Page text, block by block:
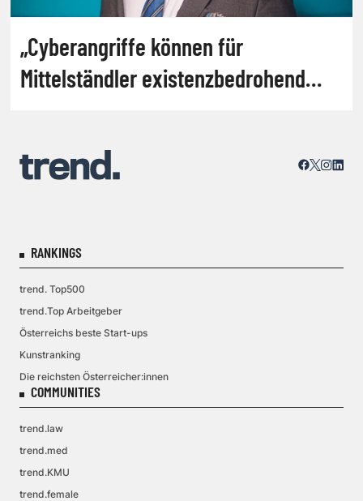
„Cyberangriffe können für
Mittelständler existenzbedrohend
RANKINGS
trend. Top500
trend.Top Arbeitgeber
Österreichs beste Start-ups
Kunstranking
Die reichsten Österreicher:innen
COMMUNITIES
trend.law
trend.med
trend.KMU
trend.female